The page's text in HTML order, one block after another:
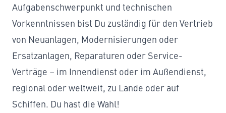
Aufgabenschwerpunkt und technischen
Vorkenntnissen bist Du zuständig für den Vertrieb
von Neuanlagen, Modernisierungen oder
Ersatzanlagen, Reparaturen oder Service-
Verträge – im Innendienst oder im Außendienst,
regional oder weltweit, zu Lande oder auf
Schiffen. Du hast die Wahl!